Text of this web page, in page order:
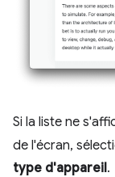
Si la liste ne
de l'écran,
type d'appareil.